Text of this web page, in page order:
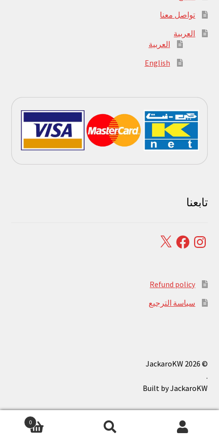
تواصل معنا
العربية
العربية
English
تابعنا
Instagram
Facebook
X
Refund policy
سياسة الترجيع
© JackaroKW 2026
.
0